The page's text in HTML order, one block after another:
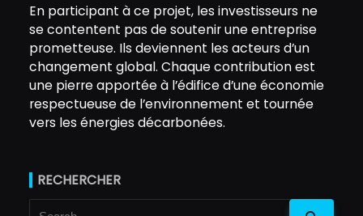
En participant à ce projet, les investisseurs ne
se contentent pas de soutenir une entreprise
prometteuse. Ils deviennent les acteurs d’un
changement global. Chaque contribution est
une pierre apportée à l’édifice d’une économie
respectueuse de l’environnement et tournée
vers les énergies décarbonées.
RECHERCHER
Search